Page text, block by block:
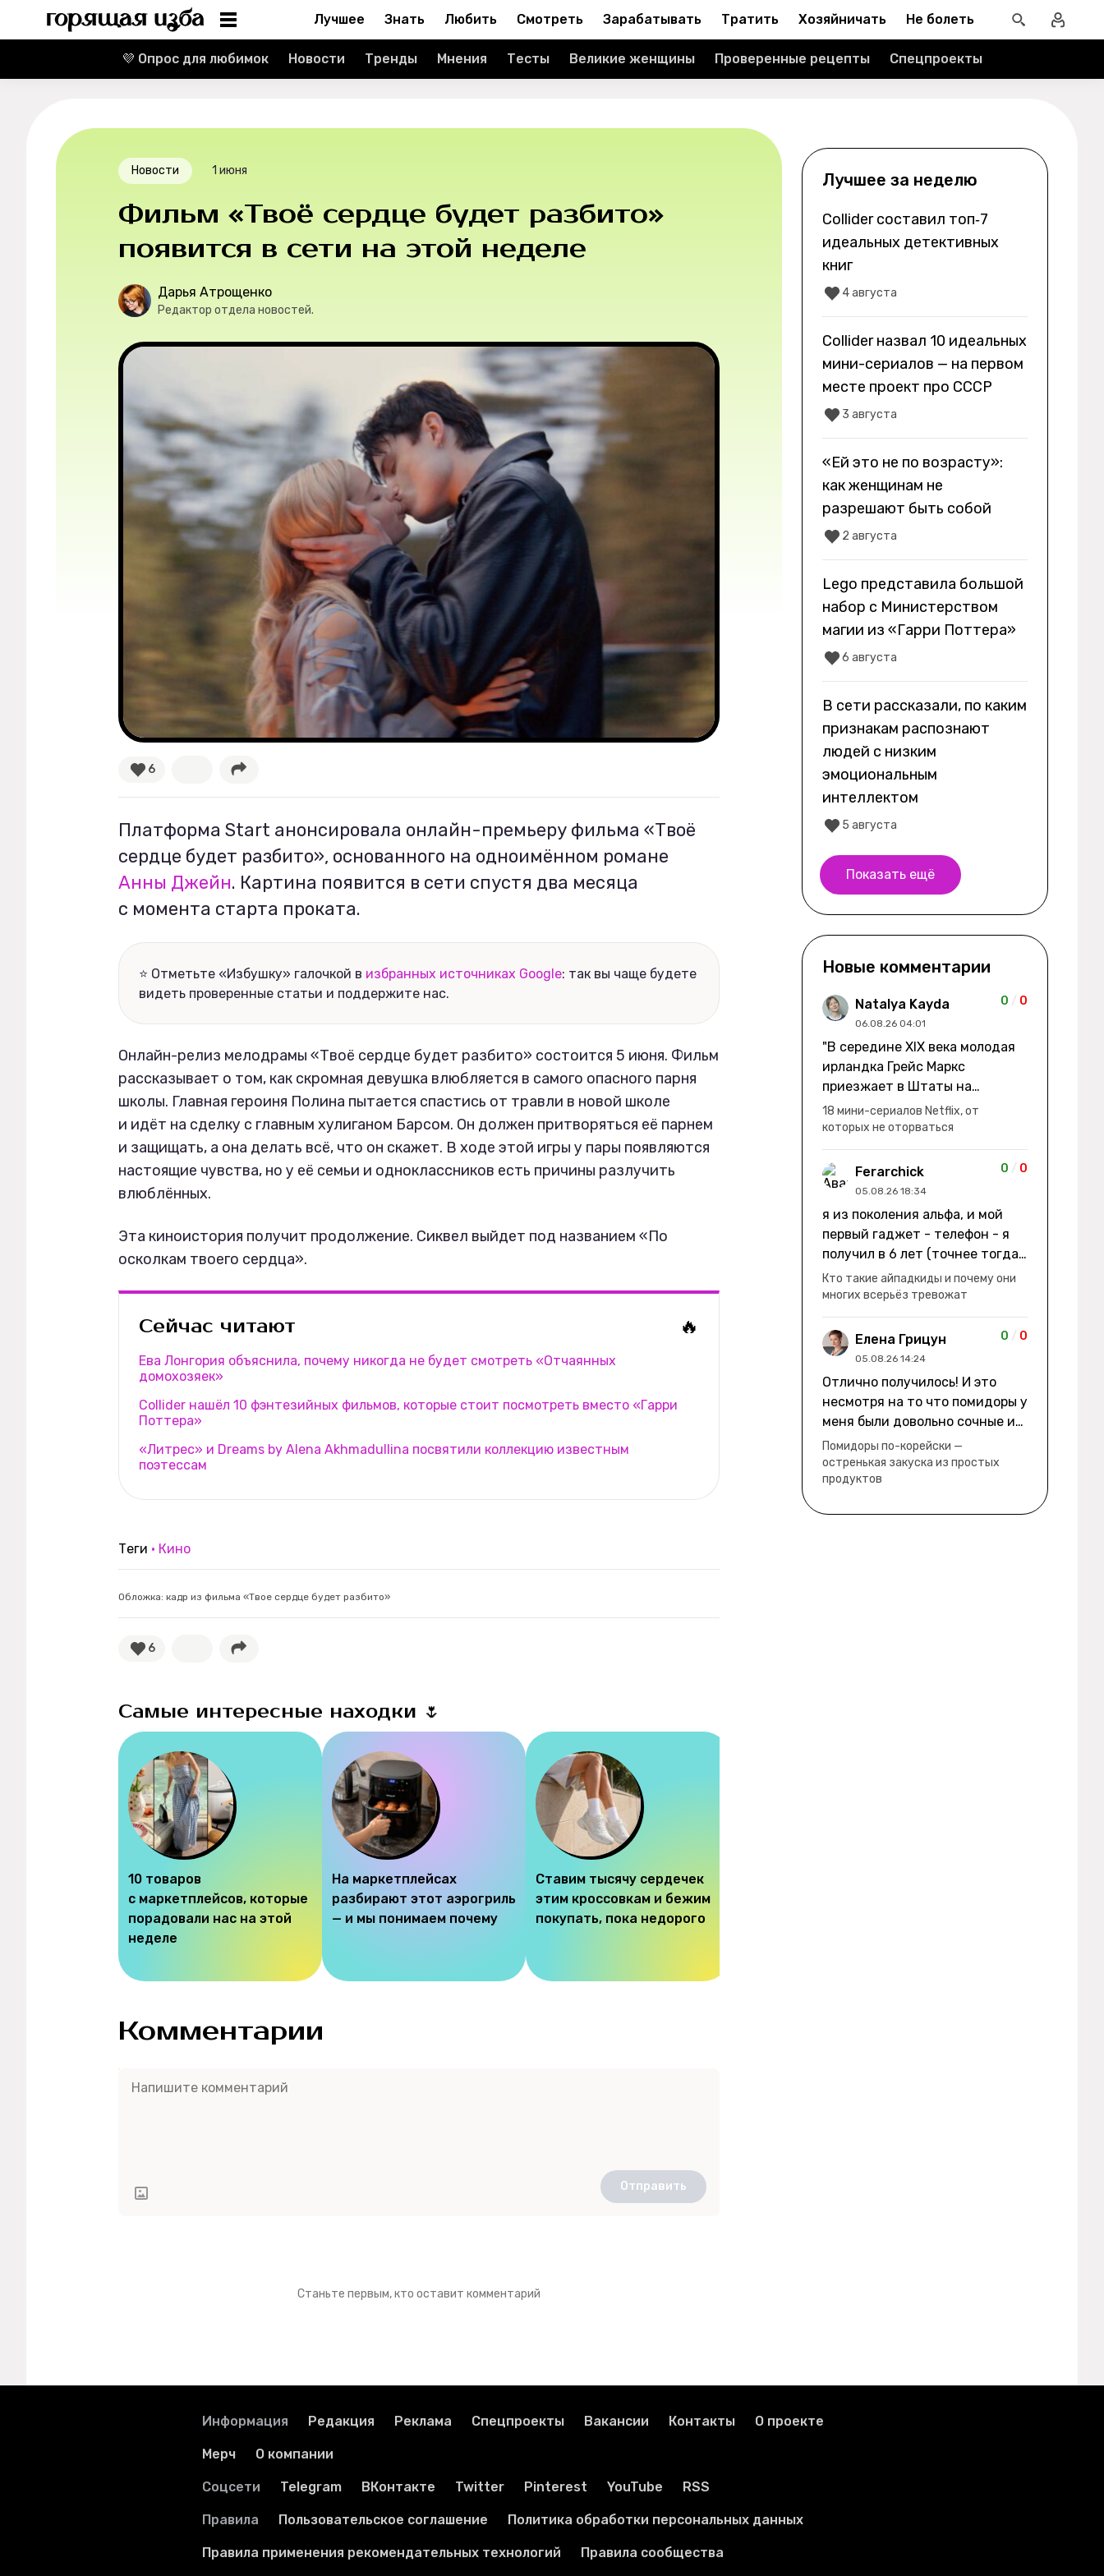
Реклама
Секспросвет
Ваши истории
Лучшее Знать Любить Смотреть Зарабатывать Тратить Хозяйничать Не болеть
💜 Опрос для любимок Новости Тренды Мнения Тесты Великие женщины Проверенные рецепты Спецпроекты
Новости 1 июня
Фильм «Твоё сердце будет разбито»
появится в сети на этой неделе
Дарья Атрощенко
Редактор отдела новостей.
6
Платформа Start анонсировала онлайн-премьеру фильма «Твоё
сердце будет разбито», основанного на одноимённом романе
Анны Джейн. Картина появится в сети спустя два месяца
с момента старта проката.
⭐ Отметьте «Избушку» галочкой в избранных источниках Google: так вы чаще будете
видеть проверенные статьи и поддержите нас.
Онлайн-релиз мелодрамы «Твоё сердце будет разбито» состоится 5 июня. Фильм
рассказывает о том, как скромная девушка влюбляется в самого опасного парня
школы. Главная героиня Полина пытается спастись от травли в новой школе
и идёт на сделку с главным хулиганом Барсом. Он должен притворяться её парнем
и защищать, а она делать всё, что он скажет. В ходе этой игры у пары появляются
настоящие чувства, но у её семьи и одноклассников есть причины разлучить
влюблённых.
Эта киноистория получит продолжение. Сиквел выйдет под названием «По
осколкам твоего сердца».
Сейчас читают 🔥
Ева Лонгория объяснила, почему никогда не будет смотреть «Отчаянных
домохозяек»
Collider нашёл 10 фэнтезийных фильмов, которые стоит посмотреть вместо «Гарри
Поттера»
«Литрес» и Dreams by Alena Akhmadullina посвятили коллекцию известным
поэтессам
Теги Кино
Обложка: кадр из фильма «Твое сердце будет разбито»
6
Самые интересные находки 🌷
10 товаров
с маркетплейсов, которые
порадовали нас на этой
неделе
На маркетплейсах
разбирают этот аэрогриль
— и мы понимаем почему
Ставим тысячу сердечек
этим кроссовкам и бежим
покупать, пока недорого
Комментарии
Отправить
Станьте первым, кто оставит комментарий
Лучшее за неделю
Collider составил топ‑7
идеальных детективных
книг
4 августа
Collider назвал 10 идеальных
мини-сериалов — на первом
месте проект про СССР
3 августа
«Ей это не по возрасту»:
как женщинам не
разрешают быть собой
2 августа
Lego представила большой
набор с Министерством
магии из «Гарри Поттера»
6 августа
В сети рассказали, по каким
признакам распознают
людей с низким
эмоциональным
интеллектом
5 августа
Показать ещё
Новые комментарии
Natalya Kayda
06.08.26 04:01
0 / 0
"В середине XIX века молодая
ирландка Грейс Маркс
приезжает в Штаты на
заработки" не на заработки -
она иммигрирует с семьей и не
в США, а в Канаду "заниматься
сексом ради удовольствия, а
не для зачатия" - героиня уже
ее побега из общины. не в
первый раз замечаю такие
косяки. с ИИ пишете? :)
18 мини-сериалов Netflix, от
которых не оторваться
Ferarchick
05.08.26 18:34
0 / 0
я из поколения альфа, и мой
первый гаджет - телефон - я
получил в 6 лет (точнее тогда
мне уже было почти 7), потом
его отобрали и я просто
смотрел телик, потом мне
подарили ноутбук, который у
меня до сих пор. ну а в этом
уже другую модель т.к та была
старая и пароль я от него
забыл
Кто такие айпадкиды и почему они
многих всерьёз тревожат
Елена Грицун
05.08.26 14:24
0 / 0
Отлично получилось! И это
несмотря на то что помидоры у
меня были довольно сочные и
водянистые. Ну, зато теперь
полно острой салатной жижи ))
Помидоры по-корейски —
остренькая закуска из простых
продуктов
Информация Редакция Реклама Спецпроекты Вакансии Контакты О проекте
Мерч О компании
Соцсети Telegram ВКонтакте Twitter Pinterest YouTube RSS
Правила Пользовательское соглашение Политика обработки персональных данных
Правила применения рекомендательных технологий Правила сообщества